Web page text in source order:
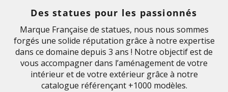
Des statues pour les passionnés
Marque Française de statues, nous nous sommes
forgés une solide réputation grâce à notre expertise
dans ce domaine depuis 3 ans ! Notre objectif est de
vous accompagner dans l’aménagement de votre
intérieur et de votre extérieur grâce à notre
catalogue référençant +1000 modèles.